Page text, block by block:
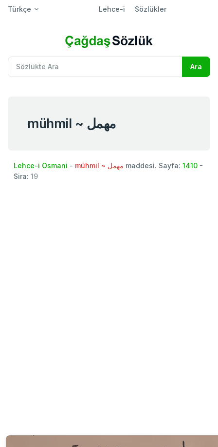
Türkçe Lehce-i Sözlükler
mühmil ~ مهمل
Lehce-i Osmani - mühmil ~ مهمل maddesi. Sayfa: 1410 -
Sira: 19